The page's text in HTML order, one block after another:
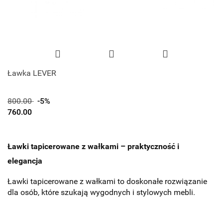
Ławka LEVER
800.00 -5%
760.00
Ławki tapicerowane z wałkami – praktyczność i
elegancja
Ławki tapicerowane z wałkami to doskonałe rozwiązanie
dla osób, które szukają wygodnych i stylowych mebli.